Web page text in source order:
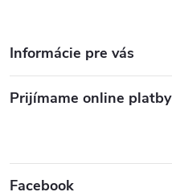
Informácie pre vás
Prijímame online platby
Facebook